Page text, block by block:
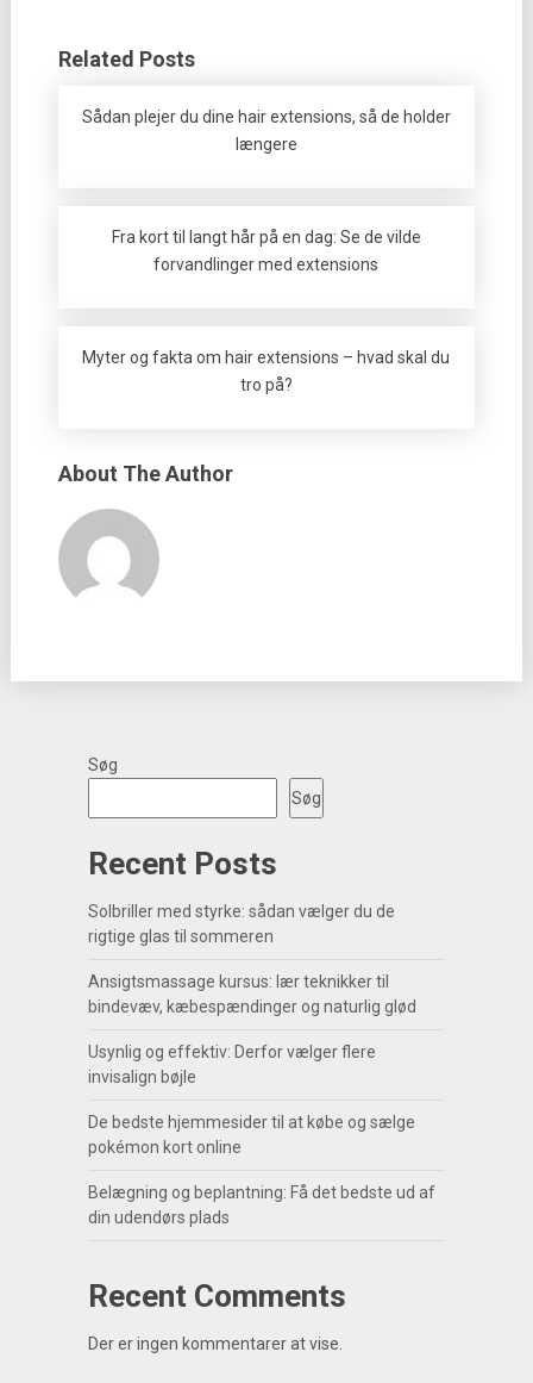
Related Posts
Sådan plejer du dine hair extensions, så de holder
længere
Fra kort til langt hår på en dag: Se de vilde
forvandlinger med extensions
Myter og fakta om hair extensions – hvad skal du
tro på?
About The Author
Søg
Søg
Recent Posts
Solbriller med styrke: sådan vælger du de
rigtige glas til sommeren
Ansigtsmassage kursus: lær teknikker til
bindevæv, kæbespændinger og naturlig glød
Usynlig og effektiv: Derfor vælger flere
invisalign bøjle
De bedste hjemmesider til at købe og sælge
pokémon kort online
Belægning og beplantning: Få det bedste ud af
din udendørs plads
Recent Comments
Der er ingen kommentarer at vise.